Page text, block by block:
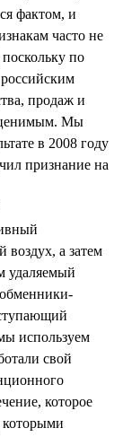
фактом, и
часто не
по
продаж и
Мы
в 2008 году
признание на
воздух, а затем
удаляемый
используем
свой
которое
которыми